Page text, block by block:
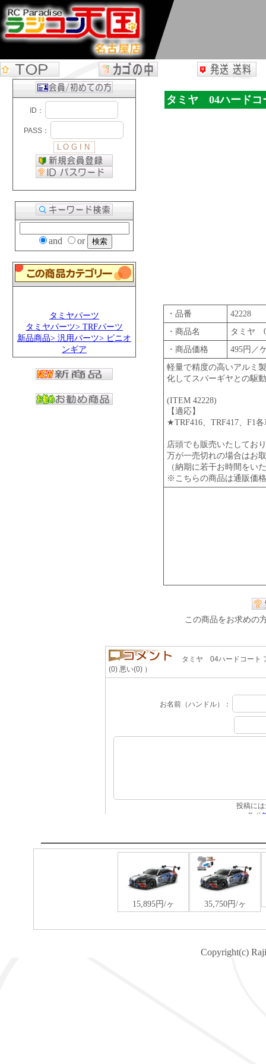
and or
タミヤパーツ
タミヤパーツ> TRFパーツ
新品商品> 汎用パーツ> ピニオ
ンギア
タミヤ 04ハードコ
・品番
42228
・商品名
タミヤ
・商品価格
495円／
軽量で精度の高いアルミ
化してスパーギヤとの駆
(ITEM 42228)
【適応】
★TRF416、TRF417、F1
店頭でも販売いたしてお
万が一売切れの場合はお
（納期に若干お時間をい
※こちらの商品は通販価
この商品をお求めの
Copyright(c)